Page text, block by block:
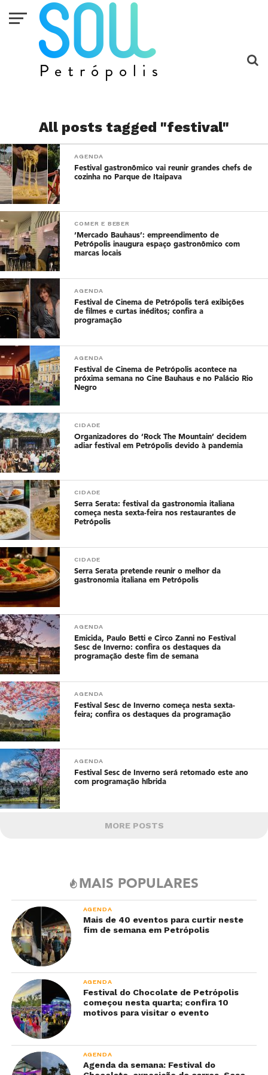
All posts tagged "festival"
AGENDA
Festival gastronômico vai reunir grandes chefs de
cozinha no Parque de Itaipava
COMER E BEBER
‘Mercado Bauhaus’: empreendimento de
Petrópolis inaugura espaço gastronômico com
marcas locais
AGENDA
Festival de Cinema de Petrópolis terá exibições
de filmes e curtas inéditos; confira a
programação
AGENDA
Festival de Cinema de Petrópolis acontece na
próxima semana no Cine Bauhaus e no Palácio Rio
Negro
CIDADE
Organizadores do ‘Rock The Mountain’ decidem
adiar festival em Petrópolis devido à pandemia
CIDADE
Serra Serata: festival da gastronomia italiana
começa nesta sexta-feira nos restaurantes de
Petrópolis
CIDADE
Serra Serata pretende reunir o melhor da
gastronomia italiana em Petrópolis
AGENDA
Emicida, Paulo Betti e Circo Zanni no Festival
Sesc de Inverno: confira os destaques da
programação deste fim de semana
AGENDA
Festival Sesc de Inverno começa nesta sexta-
feira; confira os destaques da programação
AGENDA
Festival Sesc de Inverno será retomado este ano
com programação híbrida
MORE POSTS
MAIS POPULARES
AGENDA
Mais de 40 eventos para curtir neste
fim de semana em Petrópolis
AGENDA
Festival do Chocolate de Petrópolis
começou nesta quarta; confira 10
motivos para visitar o evento
AGENDA
Agenda da semana: Festival do